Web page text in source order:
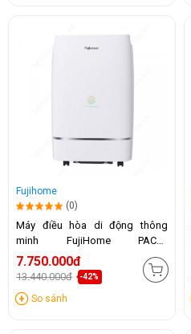
Fujihome
(0)
Máy điều hòa di động thông
minh FujiHome PAC12
(12.000BTU)
7.750.000đ
13.440.000đ -42%
So sánh